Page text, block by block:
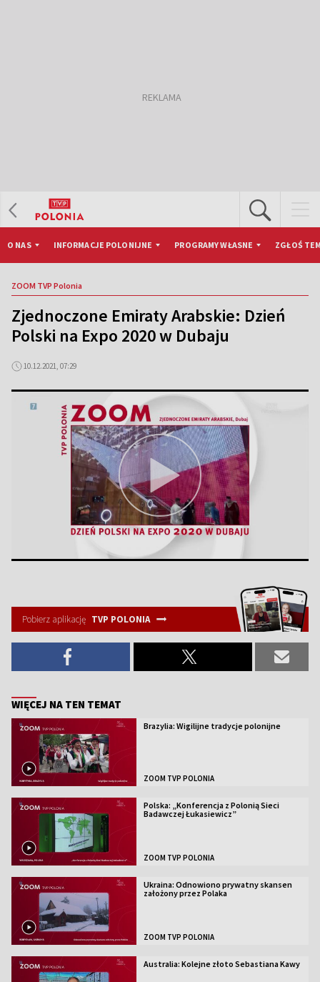
O NAS INFORMACJE POLONIJNE PROGRAMY WŁASNE ZGŁOŚ
ZOOM TVP Polonia
Zjednoczone Emiraty Arabskie: Dzień
Polski na Expo 2020 w Dubaju
10.12.2021, 07:29
Pobierz aplikację TVP POLONIA
WIĘCEJ NA TEN TEMAT
Brazylia: Wigilijne tradycje polonijne
ZOOM TVP POLONIA
Polska: „Konferencja z Polonią Sieci
Badawczej Łukasiewicz”
ZOOM TVP POLONIA
Ukraina: Odnowiono prywatny skansen
założony przez Polaka
ZOOM TVP POLONIA
Australia: Kolejne złoto Sebastiana Kawy